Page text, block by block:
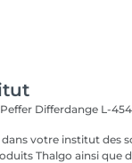
Differdange L-
votre institut des
Thalgo ainsi que